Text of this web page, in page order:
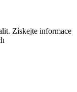
Získejte informace